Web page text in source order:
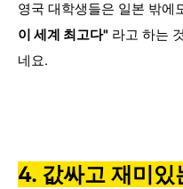
영국 대학생들은 일본 밖에
이 세계 최고다" 라고 하는
네요.
4. 값싸고 재미있